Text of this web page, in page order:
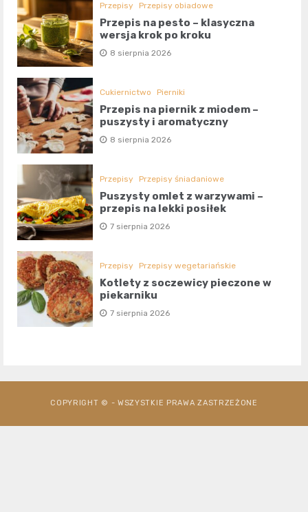
Przepisy Przepisy obiadowe
Przepis na pesto – klasyczna
wersja krok po kroku
8 sierpnia 2026
Cukiernictwo Pierniki
Przepis na piernik z miodem –
puszysty i aromatyczny
8 sierpnia 2026
Przepisy Przepisy śniadaniowe
Puszysty omlet z warzywami –
przepis na lekki posiłek
7 sierpnia 2026
Przepisy Przepisy wegetariańskie
Kotlety z soczewicy pieczone w
piekarniku
7 sierpnia 2026
COPYRIGHT © - WSZYSTKIE PRAWA ZASTRZEŻONE